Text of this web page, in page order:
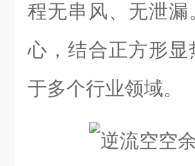
程无串风、无泄
心，结合正方形
于多个行业领域。